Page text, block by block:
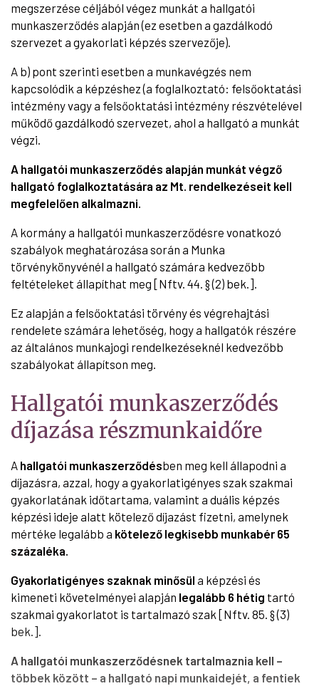
megszerzése céljából végez munkát a hallgatói
munkaszerződés alapján (ez esetben a gazdálkodó
szervezet a gyakorlati képzés szervezője).
A b) pont szerinti esetben a munkavégzés nem
kapcsolódik a képzéshez (a foglalkoztató: felsőoktatási
intézmény vagy a felsőoktatási intézmény részvételével
működő gazdálkodó szervezet, ahol a hallgató a munkát
végzi.
A hallgatói munkaszerződés alapján munkát végző
hallgató foglalkoztatására az Mt. rendelkezéseit kell
megfelelően alkalmazni.
A kormány a hallgatói munkaszerződésre vonatkozó
szabályok meghatározása során a Munka
törvénykönyvénél a hallgató számára kedvezőbb
feltételeket állapíthat meg [Nftv. 44. § (2) bek.].
Ez alapján a felsőoktatási törvény és végrehajtási
rendelete számára lehetőség, hogy a hallgatók részére
az általános munkajogi rendelkezéseknél kedvezőbb
szabályokat állapítson meg.
Hallgatói munkaszerződés
díjazása részmunkaidőre
A hallgatói munkaszerződésben meg kell állapodni a
díjazásra, azzal, hogy a gyakorlatigényes szak szakmai
gyakorlatának időtartama, valamint a duális képzés
képzési ideje alatt kötelező díjazást fizetni, amelynek
mértéke legalább a kötelező legkisebb munkabér 65
százaléka.
Gyakorlatigényes szaknak minősül a képzési és
kimeneti követelményei alapján legalább 6 hétig tartó
szakmai gyakorlatot is tartalmazó szak [Nftv. 85. § (3)
bek.].
A hallgatói munkaszerződésnek tartalmaznia kell –
többek között – a hallgató napi munkaidejét, a fentiek